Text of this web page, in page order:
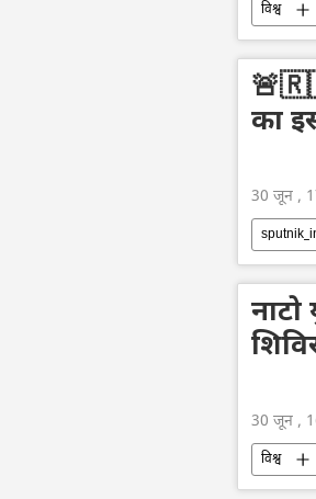
विश्व
अमेरिका
का
30 जून ,
30 जून ,
विश्व
रूस का